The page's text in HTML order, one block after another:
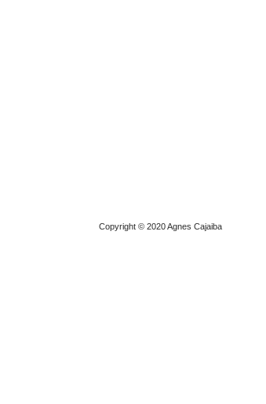
Copyright © 2020 Agnes Cajaiba